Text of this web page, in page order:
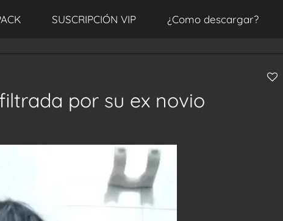
SUSCRIPCIÓN VIP ¿Como descargar?
por su ex novio